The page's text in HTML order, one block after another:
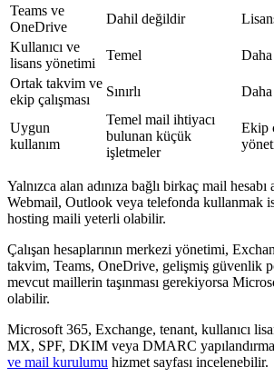
Teams ve
OneDrive
Dahil değildir
Kullanıcı ve
lisans yönetimi
Temel
Daha
Ortak takvim ve
ekip çalışması
Sınırlı
Uygun
kullanım
Temel mail ihtiyacı
bulunan küçük
işletmeler
Ekip
Yalnızca alan adınıza bağlı birkaç mail
Webmail, Outlook veya telefonda kullanmak
hosting maili yeterli olabilir.
Çalışan hesaplarının merkezi yönetimi,
takvim, Teams, OneDrive, gelişmiş güvenlik
mevcut maillerin taşınması gerekiyorsa
olabilir.
Microsoft 365, Exchange, tenant, kullanıcı
MX, SPF, DKIM veya DMARC
ve mail kurulumu hizmet sayfası incelenebilir.